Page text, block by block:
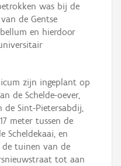
was bij de
de Gentse
en hierdoor
zijn ingeplant op
de Schelde-oever,
de Sint-Pietersabdij,
meter tussen de
Scheldekaai, en
tuinen van de
tot aan